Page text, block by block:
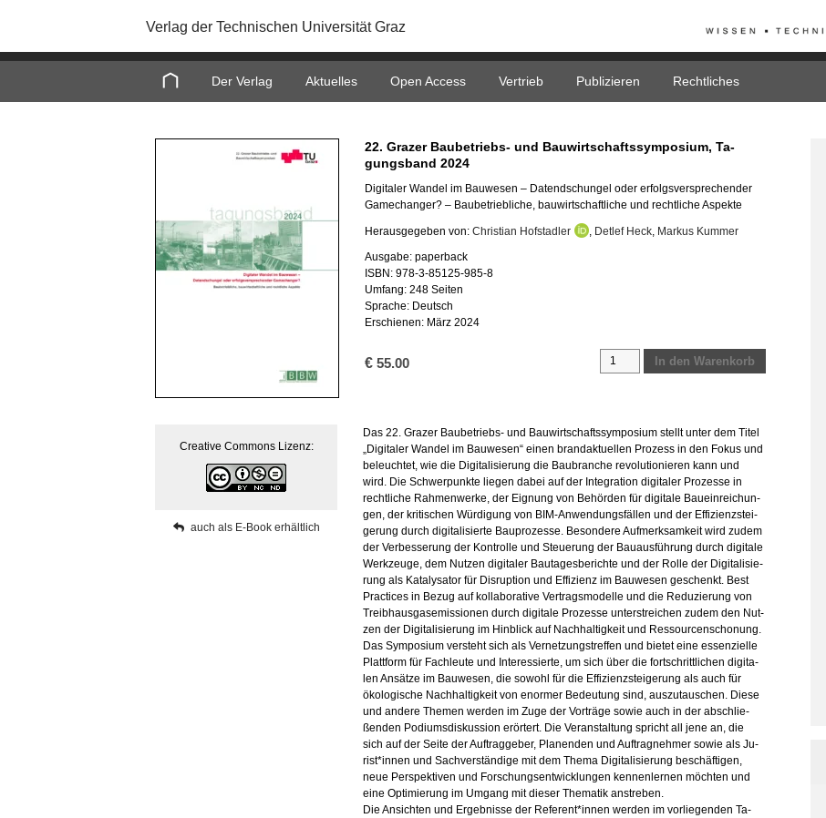
Verlag der Technischen Universität Graz
Home Der Verlag Aktuelles Open Access Vertrieb Publizieren Rechtliches
22. Gra­zer Bau­be­triebs- und Bau­wirt­schafts­sym­po­si­um, Ta­
gungs­band 2024
Di­gi­ta­ler Wan­del im Bau­we­sen – Da­tend­schun­gel oder er­folgs­ver­spre­chen­der
Ga­me­ch­an­ger? – Bau­be­trieb­li­che, bau­wirt­schaft­li­che und recht­li­che As­pek­te
Her­aus­ge­ge­ben von: Chris­ti­an Hof­stad­ler Det­lef Heck Mar­kus Kum­mer
Aus­ga­be: pa­per­back
ISBN: 978-3-85125-985-8
Um­fang: 248 Sei­ten
Spra­che: Deutsch
Er­schie­nen: März 2024
€ 55.00
22.
Grazer
Tagungsband
2024
Menge
In den Warenkorb
Crea­ti­ve Com­mons Li­zenz:
auch als E-Book er­hält­lich
Das 22. Gra­zer Bau­be­triebs- und Bau­wirt­schafts­sym­po­si­um stellt unter dem Titel
„Di­gi­ta­ler Wan­del im Bau­we­sen“ einen brand­ak­tu­el­len Pro­zess in den Fokus und
be­leuch­tet, wie die Di­gi­ta­li­sie­rung die Bau­bran­che re­vo­lu­tio­nie­ren kann und
wird. Die Schwer­punk­te lie­gen dabei auf der In­te­gra­ti­on di­gi­ta­ler Pro­zes­se in
recht­li­che Rah­men­wer­ke, der Eig­nung von Be­hör­den für di­gi­ta­le Bau­ein­rei­chun­
gen, der kri­ti­schen Wür­di­gung von BIM-An­wen­dungs­fäl­len und der Ef­fi­zi­enz­stei­
ge­rung durch di­gi­ta­li­sier­te Bau­pro­zes­se. Be­son­de­re Auf­merk­sam­keit wird zudem
der Ver­bes­se­rung der Kon­trol­le und Steue­rung der Bau­aus­füh­rung durch di­gi­ta­le
Werk­zeu­ge, dem Nut­zen di­gi­ta­ler Bau­ta­ges­be­rich­te und der Rolle der Di­gi­ta­li­sie­
rung als Ka­ta­ly­sa­tor für Dis­rup­ti­on und Ef­fi­zi­enz im Bau­we­sen ge­schenkt. Best
Prac­tices in Bezug auf kol­la­bo­ra­ti­ve Ver­trags­mo­del­le und die Re­du­zie­rung von
Treib­haus­gas­emis­sio­nen durch di­gi­ta­le Pro­zes­se un­ter­strei­chen zudem den Nut­
zen der Di­gi­ta­li­sie­rung im Hin­blick auf Nach­hal­tig­keit und Res­sour­cen­scho­nung.
Das Sym­po­si­um ver­steht sich als Ver­net­zungs­tref­fen und bie­tet eine es­sen­zi­el­le
Platt­form für Fach­leu­te und In­ter­es­sier­te, um sich über die fort­schritt­li­chen di­gi­ta­
len An­sät­ze im Bau­we­sen, die so­wohl für die Ef­fi­zi­enz­stei­ge­rung als auch für
öko­lo­gi­sche Nach­hal­tig­keit von enor­mer Be­deu­tung sind, aus­zu­tau­schen. Diese
und an­de­re The­men wer­den im Zuge der Vor­trä­ge sowie auch in der ab­schlie­
ßen­den Po­di­ums­dis­kus­si­on er­ör­tert. Die Ver­an­stal­tung spricht all jene an, die
sich auf der Seite der Auf­trag­ge­ber, Pla­nen­den und Auf­trag­neh­mer sowie als Ju­
rist*innen und Sach­ver­stän­di­ge mit dem Thema Di­gi­ta­li­sie­rung be­schäf­ti­gen,
neue Per­spek­ti­ven und For­schungs­ent­wick­lun­gen ken­nen­ler­nen möch­ten und
eine Op­ti­mie­rung im Um­gang mit die­ser The­ma­tik an­stre­ben.
Die An­sich­ten und Er­geb­nis­se der Re­fe­rent*innen wer­den im vor­lie­gen­den Ta­